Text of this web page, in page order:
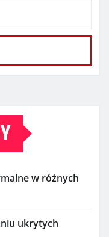
w różnych
ukrytych